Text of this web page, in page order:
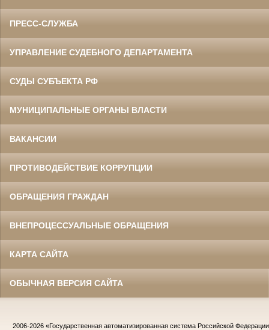
ПРЕСС-СЛУЖБА
УПРАВЛЕНИЕ СУДЕБНОГО ДЕПАРТАМЕНТА
СУДЫ СУБЪЕКТА РФ
МУНИЦИПАЛЬНЫЕ ОРГАНЫ ВЛАСТИ
ВАКАНСИИ
ПРОТИВОДЕЙСТВИЕ КОРРУПЦИИ
ОБРАЩЕНИЯ ГРАЖДАН
ВНЕПРОЦЕССУАЛЬНЫЕ ОБРАЩЕНИЯ
КАРТА САЙТА
ОБЫЧНАЯ ВЕРСИЯ САЙТА
2006-2026 «Государственная автоматизированная система Российской